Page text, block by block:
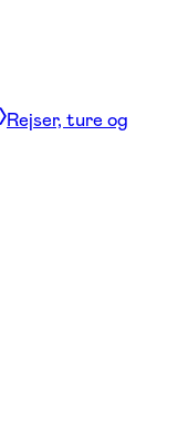
Rejser, ture og